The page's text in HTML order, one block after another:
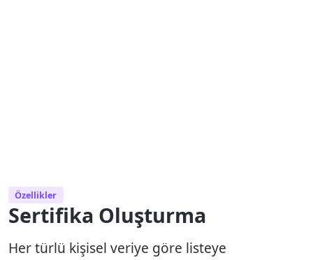
Özellikler
Sertifika Oluşturma
Her türlü kişisel veriye göre listeye